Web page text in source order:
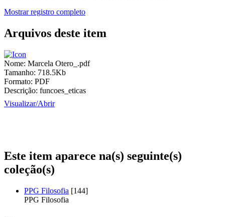
Mostrar registro completo
Arquivos deste item
Nome: Marcela Otero_.pdf
Tamanho: 718.5Kb
Formato: PDF
Descrição: funcoes_eticas
Visualizar/Abrir
Este item aparece na(s) seguinte(s)
coleção(s)
PPG Filosofia [144]
PPG Filosofia